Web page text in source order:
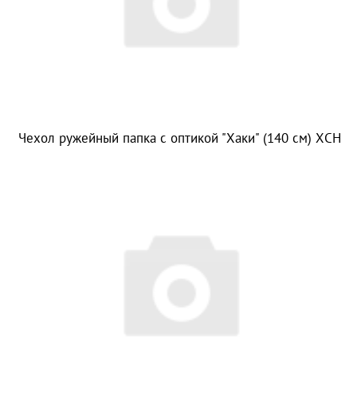
Чехол ружейный папка с оптикой "Хаки" (140 см) ХСН